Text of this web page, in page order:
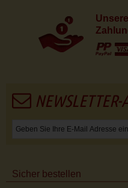
Unsere
Sicher bestellen